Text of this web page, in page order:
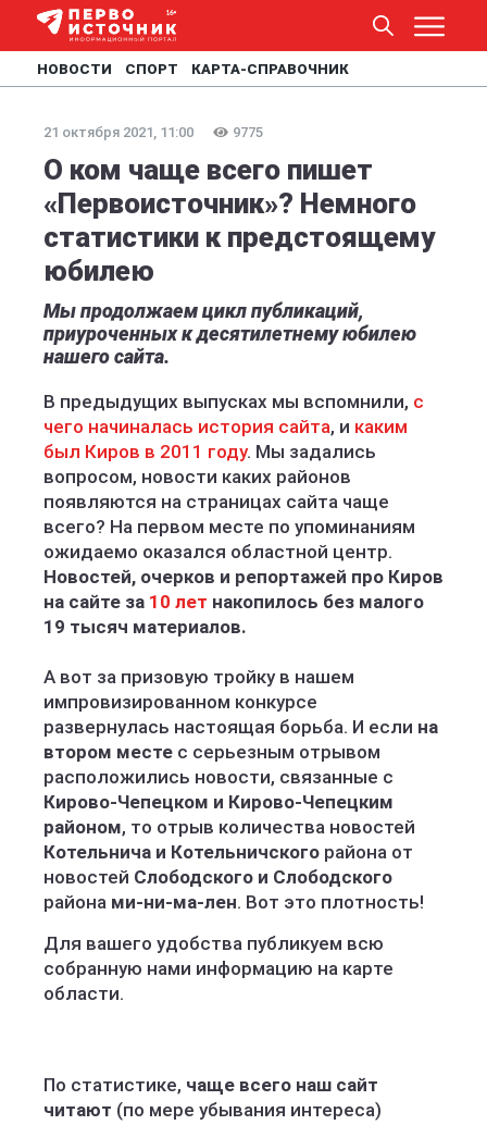
НОВОСТИ СПОРТ КАРТА-СПРАВОЧНИК
21 октября 2021, 11:00 9775
О ком чаще всего пишет
«Первоисточник»? Немного
статистики к предстоящему
юбилею
Мы продолжаем цикл публикаций,
приуроченных к десятилетнему юбилею
нашего сайта.
В предыдущих выпусках мы вспомнили, с
чего начиналась история сайта, и каким
был Киров в 2011 году. Мы задались
вопросом, новости каких районов
появляются на страницах сайта чаще
всего? На первом месте по упоминаниям
ожидаемо оказался областной центр.
Новостей, очерков и репортажей про Киров
на сайте за 10 лет накопилось без малого
19 тысяч материалов.
А вот за призовую тройку в нашем
импровизированном конкурсе
развернулась настоящая борьба. И если на
втором месте с серьезным отрывом
расположились новости, связанные с
Кирово-Чепецком и Кирово-Чепецким
районом, то отрыв количества новостей
Котельнича и Котельничского района от
новостей Слободского и Слободского
района ми-ни-ма-лен. Вот это плотность!
Для вашего удобства публикуем всю
собранную нами информацию на карте
области.
По статистике, чаще всего наш сайт
читают (по мере убывания интереса)